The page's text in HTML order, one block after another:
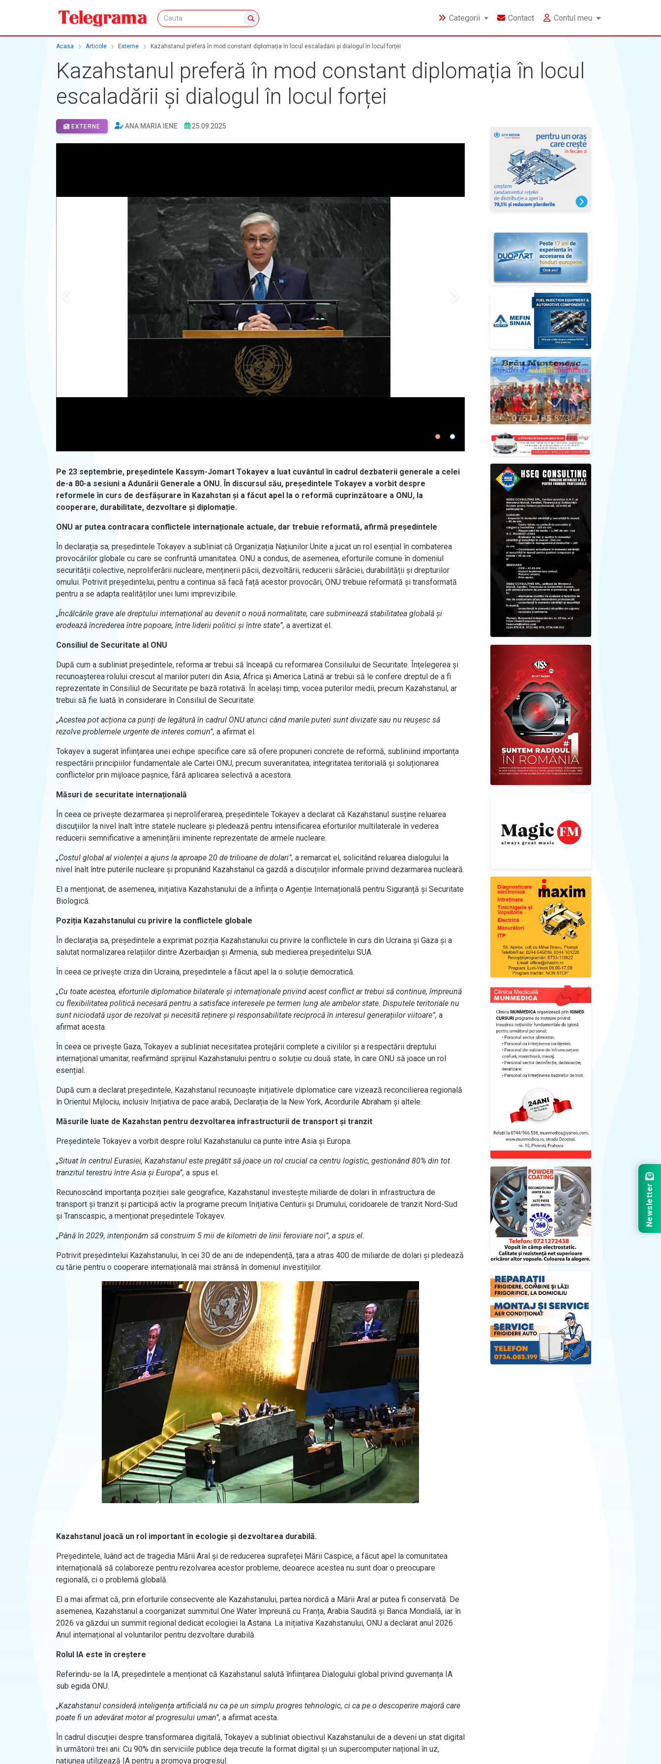
Categorii Contact Contul meu
Acasa Articole Externe Kazahstanul preferă în mod constant diplomația în locul escaladării și dialogul în locul forței
Kazahstanul preferă în mod constant diplomația în locul
escaladării și dialogul în locul forței
EXTERNE ANA MARIA IENE 25.09.2025
Pe 23 septembrie, președintele Kassym-Jomart Tokayev a luat cuvântul în cadrul dezbaterii generale a celei
de-a 80-a sesiuni a Adunării Generale a ONU. În discursul său, președintele Tokayev a vorbit despre
reformele în curs de desfășurare în Kazahstan și a făcut apel la o reformă cuprinzătoare a ONU, la
cooperare, durabilitate, dezvoltare și diplomație.
ONU ar putea contracara conflictele internaționale actuale, dar trebuie reformată, afirmă președintele
În declarația sa, președintele Tokayev a subliniat că Organizația Națiunilor Unite a jucat un rol esențial în combaterea
provocărilor globale cu care se confruntă umanitatea. ONU a condus, de asemenea, eforturile comune în domeniul
securității colective, neproliferării nucleare, menținerii păcii, dezvoltării, reducerii sărăciei, durabilității și drepturilor
omului. Potrivit președintelui, pentru a continua să facă față acestor provocări, ONU trebuie reformată și transformată
pentru a se adapta realităților unei lumi imprevizibile.
„Încălcările grave ale dreptului internațional au devenit o nouă normalitate, care subminează stabilitatea globală și
erodează încrederea între popoare, între liderii politici și între state”, a avertizat el.
Consiliul de Securitate al ONU
După cum a subliniat președintele, reforma ar trebui să înceapă cu reformarea Consiliului de Securitate. Înțelegerea și
recunoașterea rolului crescut al marilor puteri din Asia, Africa și America Latină ar trebui să le confere dreptul de a fi
reprezentate în Consiliul de Securitate pe bază rotativă. În același timp, vocea puterilor medii, precum Kazahstanul, ar
trebui să fie luată în considerare în Consiliul de Securitate.
„Acestea pot acționa ca punți de legătură în cadrul ONU atunci când marile puteri sunt divizate sau nu reușesc să
rezolve problemele urgente de interes comun”, a afirmat el.
Tokayev a sugerat înființarea unei echipe specifice care să ofere propuneri concrete de reformă, subliniind importanța
respectării principiilor fundamentale ale Cartei ONU, precum suveranitatea, integritatea teritorială și soluționarea
conflictelor prin mijloace pașnice, fără aplicarea selectivă a acestora.
Măsuri de securitate internațională
În ceea ce privește dezarmarea și neproliferarea, președintele Tokayev a declarat că Kazahstanul susține reluarea
discuțiilor la nivel înalt între statele nucleare și pledează pentru intensificarea eforturilor multilaterale în vederea
reducerii semnificative a amenințării iminente reprezentate de armele nucleare.
„Costul global al violenței a ajuns la aproape 20 de trilioane de dolari”, a remarcat el, solicitând reluarea dialogului la
nivel înalt între puterile nucleare și propunând Kazahstanul ca gazdă a discuțiilor informale privind dezarmarea nucleară.
El a menționat, de asemenea, inițiativa Kazahstanului de a înființa o Agenție Internațională pentru Siguranță și Securitate
Biologică.
Poziția Kazahstanului cu privire la conflictele globale
În declarația sa, președintele a exprimat poziția Kazahstanului cu privire la conflictele în curs din Ucraina și Gaza și a
salutat normalizarea relațiilor dintre Azerbaidjan și Armenia, sub medierea președintelui SUA.
În ceea ce privește criza din Ucraina, președintele a făcut apel la o soluție democratică.
„Cu toate acestea, eforturile diplomatice bilaterale și internaționale privind acest conflict ar trebui să continue, împreună
cu flexibilitatea politică necesară pentru a satisface interesele pe termen lung ale ambelor state. Disputele teritoriale nu
sunt niciodată ușor de rezolvat și necesită reținere și responsabilitate reciprocă în interesul generațiilor viitoare”, a
afirmat acesta.
În ceea ce privește Gaza, Tokayev a subliniat necesitatea protejării complete a civililor și a respectării dreptului
internațional umanitar, reafirmând sprijinul Kazahstanului pentru o soluție cu două state, în care ONU să joace un rol
esențial.
După cum a declarat președintele, Kazahstanul recunoaște inițiativele diplomatice care vizează reconcilierea regională
în Orientul Mijlociu, inclusiv Inițiativa de pace arabă, Declarația de la New York, Acordurile Abraham și altele.
Măsurile luate de Kazahstan pentru dezvoltarea infrastructurii de transport și tranzit
Președintele Tokayev a vorbit despre rolul Kazahstanului ca punte între Asia și Europa.
„Situat în centrul Eurasiei, Kazahstanul este pregătit să joace un rol crucial ca centru logistic, gestionând 80% din tot
tranzitul terestru între Asia și Europa”, a spus el.
Recunoscând importanța poziției sale geografice, Kazahstanul investește miliarde de dolari în infrastructura de
transport și tranzit și participă activ la programe precum Inițiativa Centurii și Drumului, coridoarele de tranzit Nord-Sud
și Transcaspic, a menționat președintele Tokayev.
„Până în 2029, intenționăm să construim 5 mii de kilometri de linii feroviare noi”, a spus el.
Potrivit președintelui Kazahstanului, în cei 30 de ani de independență, țara a atras 400 de miliarde de dolari și pledează
cu tărie pentru o cooperare internațională mai strânsă în domeniul investițiilor.
Kazahstanul joacă un rol important în ecologie și dezvoltarea durabilă.
Președintele, luând act de tragedia Mării Aral și de reducerea suprafeței Mării Caspice, a făcut apel la comunitatea
internațională să colaboreze pentru rezolvarea acestor probleme, deoarece acestea nu sunt doar o preocupare
regională, ci o problemă globală.
El a mai afirmat că, prin eforturile consecvente ale Kazahstanului, partea nordică a Mării Aral ar putea fi conservată. De
asemenea, Kazahstanul a coorganizat summitul One Water împreună cu Franța, Arabia Saudită și Banca Mondială, iar în
2026 va găzdui un summit regional dedicat ecologiei la Astana. La inițiativa Kazahstanului, ONU a declarat anul 2026
Anul internațional al voluntarilor pentru dezvoltare durabilă.
Rolul IA este în creștere
Referindu-se la IA, președintele a menționat că Kazahstanul salută înființarea Dialogului global privind guvernanța IA
sub egida ONU.
„Kazahstanul consideră inteligența artificială nu ca pe un simplu progres tehnologic, ci ca pe o descoperire majoră care
poate fi un adevărat motor al progresului uman”, a afirmat acesta.
În cadrul discuției despre transformarea digitală, Tokayev a subliniat obiectivul Kazahstanului de a deveni un stat digital
în următorii trei ani. Cu 90% din serviciile publice deja trecute la format digital și un supercomputer național în uz,
națiunea utilizează IA pentru a promova progresul.
Newsletter